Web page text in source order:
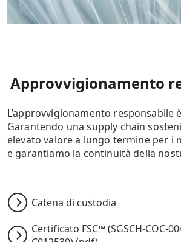
Approvvigionamento
L’approvvigionamento responsabile
Garantendo una supply chain
elevato valore a lungo termine per i
e garantiamo la continuità della
Catena di custodia
Certificato FSC™ (SGSCH-COC-